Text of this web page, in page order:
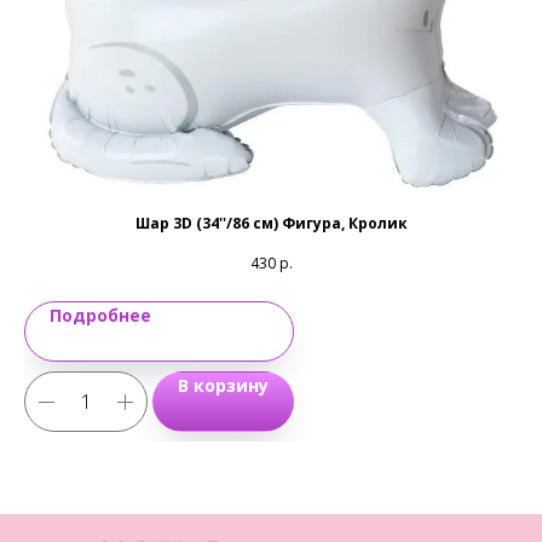
Шар 3D (34''/86 см) Фигура, Кролик
430 р.
Подробнее
В корзину